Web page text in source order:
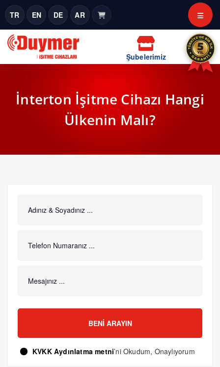
TR EN DE AR
Şubelerimiz
İnterton İşitme Cihazı Hangi
Ülkenin Malı?
BENI ARAYIN
KVKK Aydınlatma metni’ni Okudum, Onaylıyorum